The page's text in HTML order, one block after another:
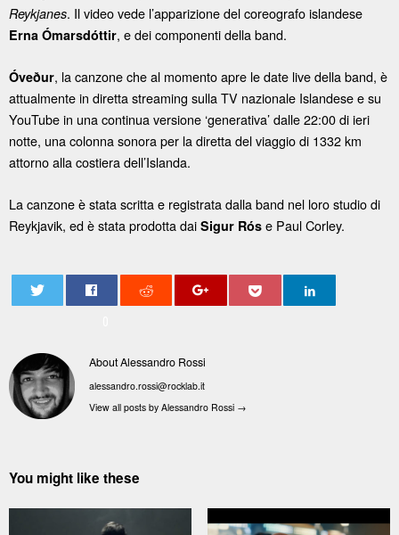
Reykjanes. Il video vede l’apparizione del coreografo islandese
Erna Ómarsdóttir, e dei componenti della band.
Óveður, la canzone che al momento apre le date live della band, è
attualmente in diretta streaming sulla TV nazionale Islandese e su
YouTube in una continua versione ‘generativa’ dalle 22:00 di ieri
notte, una colonna sonora per la diretta del viaggio di 1332 km
attorno alla costiera dell’Islanda.
La canzone è stata scritta e registrata dalla band nel loro studio di
Reykjavik, ed è stata prodotta dai Sigur Rós e Paul Corley.
About Alessandro Rossi
alessandro.rossi@rocklab.it
View all posts by Alessandro Rossi →
You might like these